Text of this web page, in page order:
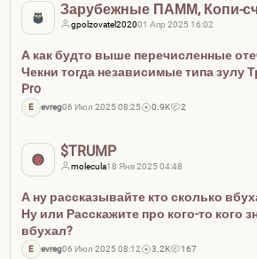
Зарубежные ПАММ, Копи-
gpolzovatel202001 Апр 2025 16:02
А как будто выше перечисленные
Чекни тогда независимые типа зулу
Pro
E evreg06 Июл 2025 08:25 0.9K 2
$TRUMP
molecula18 Янв 2025 04:48
А ну рассказывайте кто сколько
Ну или Расскажите про кого-то кого
вбухал?
E evreg06 Июл 2025 08:12 3.2K 167